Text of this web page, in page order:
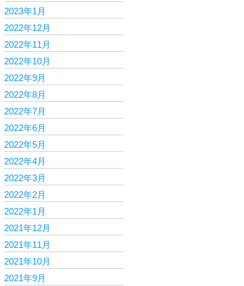
2023年1月
2022年12月
2022年11月
2022年10月
2022年9月
2022年8月
2022年7月
2022年6月
2022年5月
2022年4月
2022年3月
2022年2月
2022年1月
2021年12月
2021年11月
2021年10月
2021年9月